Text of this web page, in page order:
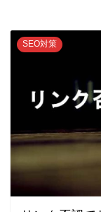
SEO対策